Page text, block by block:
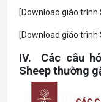
[Download giáo trình
[Download giáo trình
IV. Các câu
Sheep thường